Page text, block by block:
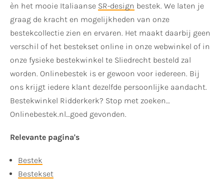
èn het mooie Italiaanse SR-design bestek. We laten je
graag de kracht en mogelijkheden van onze
bestekcollectie zien en ervaren. Het maakt daarbij geen
verschil of het bestekset online in onze webwinkel of in
onze fysieke bestekwinkel te Sliedrecht besteld zal
worden. Onlinebestek is er gewoon voor iedereen. Bij
ons krijgt iedere klant dezelfde persoonlijke aandacht.
Bestekwinkel Ridderkerk? Stop met zoeken…
Onlinebestek.nl…goed gevonden.
Relevante pagina's
Bestek
Bestekset